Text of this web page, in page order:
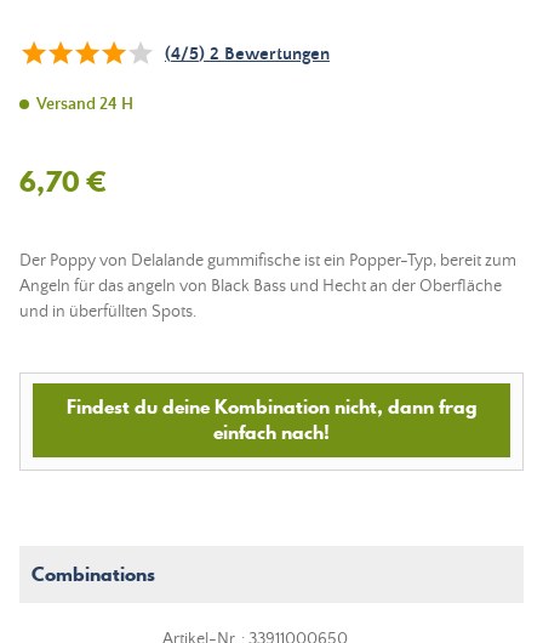
(4/5) 2 Bewertungen
Versand 24 H
6,70 €
Der Poppy von Delalande gummifische ist ein Popper-Typ, bereit zum
Angeln für das angeln von Black Bass und Hecht an der Oberfläche
und in überfüllten Spots.
Findest du deine Kombination nicht, dann frag
einfach nach!
Combinations